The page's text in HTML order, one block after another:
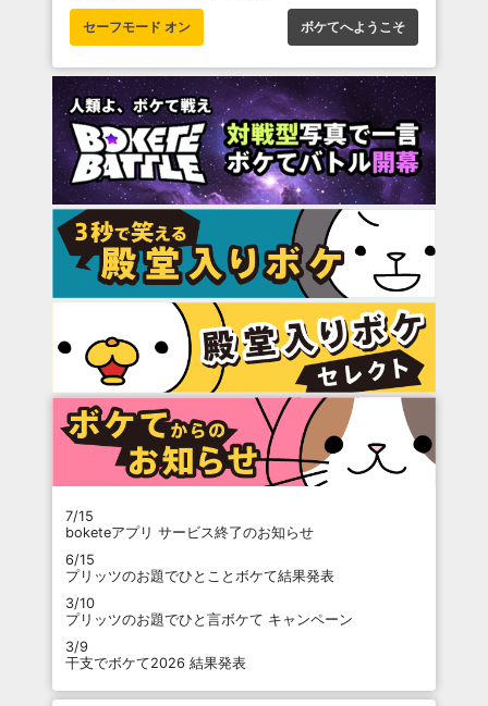
セーフモード オン ボケてへようこそ
7/15
boketeアプリ サービス終了のお知らせ
6/15
プリッツのお題でひとことボケて結果発表
3/10
プリッツのお題でひと言ボケて キャンペーン
3/9
干支でボケて2026 結果発表